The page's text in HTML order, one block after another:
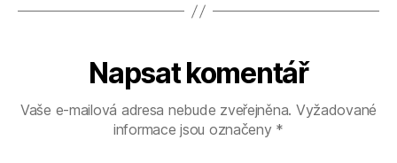
Napsat komentář
Vaše e-mailová adresa nebude zveřejněna. Vyžadované
informace jsou označeny *